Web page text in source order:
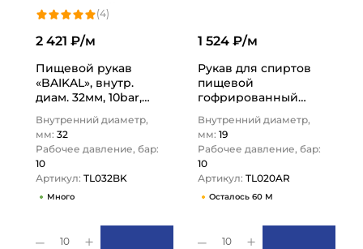
(4)
2 421 ₽/м
Пищевой рукав
«BAIKAL», внутр.
диам. 32мм, 10bar,
TL032BK TITAN…
Внутренний диаметр,
мм: 32
Рабочее давление, бар:
10
Артикул: TL032BK
Много
10
1 524 ₽/м
Рукав для спиртов
пищевой
гофрированный
вн. диам. 19 мм, -40C,
UHMWPE,…
Внутренний диаметр,
мм: 19
Рабочее давление, бар:
10
Артикул: TL020AR
Осталось 60 М
10